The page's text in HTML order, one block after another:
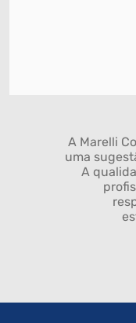
A Marelli
uma
A